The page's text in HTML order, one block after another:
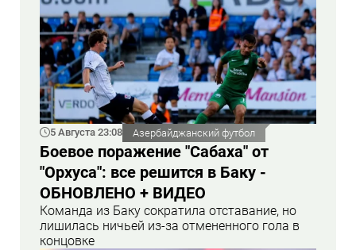
5 Августа 23:08 Азербайджанский футбол
Боевое поражение "Сабаха" от
"Орхуса": все решится в Баку -
ОБНОВЛЕНО + ВИДЕО
Команда из Баку сократила отставание, но
лишилась ничьей из-за отмененного гола в
концовке